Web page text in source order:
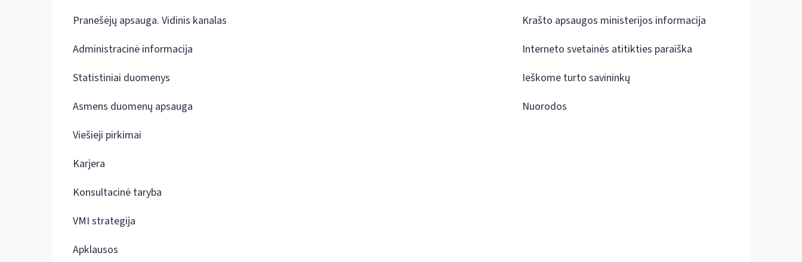
Pranešėjų apsauga. Vidinis kanalas
Administracinė informacija
Statistiniai duomenys
Asmens duomenų apsauga
Viešieji pirkimai
Karjera
Konsultacinė taryba
VMI strategija
Apklausos
Krašto apsaugos ministerijos informacija
Interneto svetainės atitikties paraiška
Ieškome turto savininkų
Nuorodos